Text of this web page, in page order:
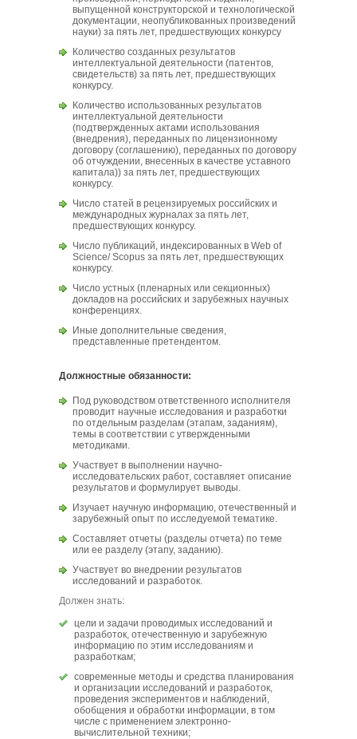
выпущенной конструкторской и технологической
документации, неопубликованных произведений
науки) за пять лет, предшествующих конкурсу
Количество созданных результатов
интеллектуальной деятельности (патентов,
свидетельств) за пять лет, предшествующих
конкурсу.
Количество использованных результатов
интеллектуальной деятельности
(подтвержденных актами использования
(внедрения), переданных по лицензионному
договору (соглашению), переданных по договору
об отчуждении, внесенных в качестве уставного
капитала)) за пять лет, предшествующих
конкурсу.
Число статей в рецензируемых российских и
международных журналах за пять лет,
предшествующих конкурсу.
Число публикаций, индексированных в Web of
Science/ Scopus за пять лет, предшествующих
конкурсу.
Число устных (пленарных или секционных)
докладов на российских и зарубежных научных
конференциях.
Иные дополнительные сведения,
представленные претендентом.
Должностные обязанности:
Под руководством ответственного исполнителя
проводит научные исследования и разработки
по отдельным разделам (этапам, заданиям),
темы в соответствии с утвержденными
методиками.
Участвует в выполнении научно-
исследовательских работ, составляет описание
результатов и формулирует выводы.
Изучает научную информацию, отечественный и
зарубежный опыт по исследуемой тематике.
Составляет отчеты (разделы отчета) по теме
или ее разделу (этапу, заданию).
Участвует во внедрении результатов
исследований и разработок.
Должен знать:
цели и задачи проводимых исследований и
разработок, отечественную и зарубежную
информацию по этим исследованиям и
разработкам;
современные методы и средства планирования
и организации исследований и разработок,
проведения экспериментов и наблюдений,
обобщения и обработки информации, в том
числе с применением электронно-
вычислительной техники;